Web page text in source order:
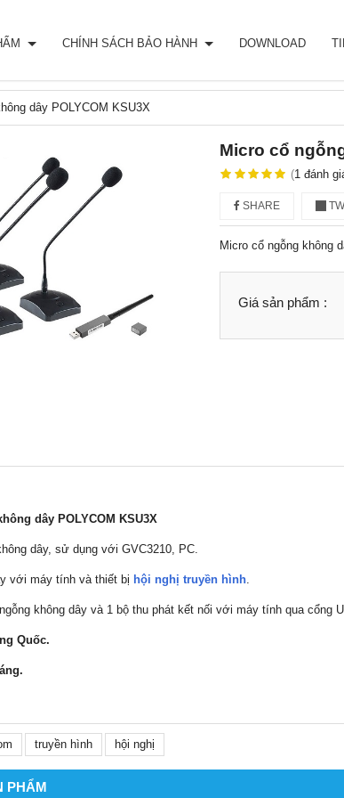
CHÍNH SÁCH BẢO HÀNH DOWNLOAD
dây POLYCOM KSU3X
Micro cổ
(1 đánh
SHARE
Micro cổ ngỗng không
Giá sản phẩm :
dây POLYCOM KSU3X
dây, sử dụng với GVC3210, PC.
với máy tính và thiết bị hội nghị truyền hình
không dây và 1 bộ thu phát kết nối với máy tính qua cổng
Quốc.
truyền hình hội nghị
PHẨM